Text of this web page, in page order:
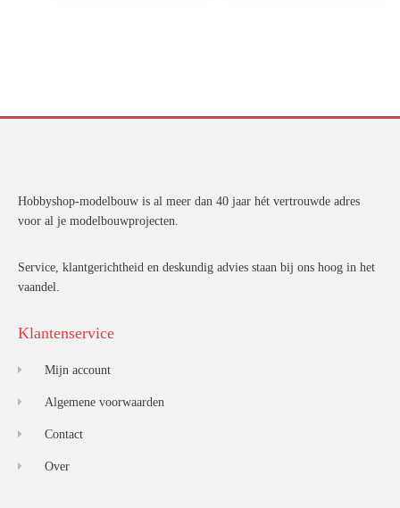
Hobbyshop-modelbouw is al meer dan 40 jaar hét vertrouwde adres
voor al je modelbouwprojecten.
Service, klantgerichtheid en deskundig advies staan bij ons hoog in het
vaandel.
Klantenservice
Mijn account
Algemene voorwaarden
Contact
Over